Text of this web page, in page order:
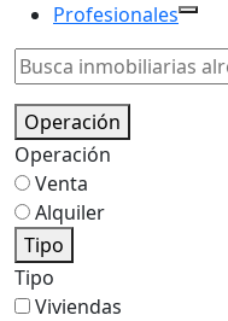
Profesionales
Operación
Operación
Venta
Alquiler
Tipo
Tipo
Viviendas